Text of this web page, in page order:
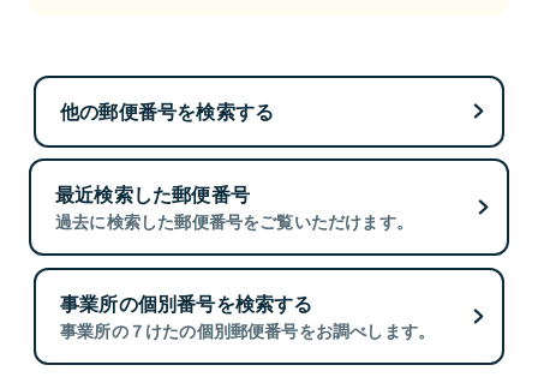
他の郵便番号を検索する
最近検索した郵便番号
過去に検索した郵便番号をご覧いただけます。
事業所の個別番号を検索する
事業所の７けたの個別郵便番号をお調べします。